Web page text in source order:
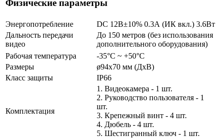
Физические параметры
Энергопотребление
DC 12В±10% 0.3А (ИК вкл.) 3.6Вт
Дальность передачи
видео
До 150 метров (без использования
дополнительного оборудования)
Рабочая температура
-35°С ~ +50°С
Размеры
ø94x70 мм (ДхВ)
Класс защиты
IP66
Комплектация
1. Видеокамера - 1 шт.
2. Руководство пользователя - 1
шт.
3. Крепежный винт - 4 шт.
4. Дюбель - 4 шт.
5. Шестигранный ключ - 1 шт.